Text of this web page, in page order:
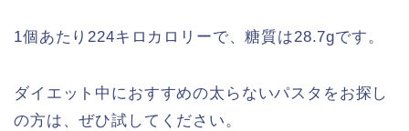
1個あたり224キロカロリーで、糖質は28.7gです。
ダイエット中におすすめの太らないパスタをお探し
の方は、ぜひ試してください。